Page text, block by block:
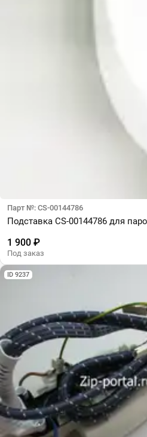
Парт №: CS-00144786
Подставка CS-00144786 для
1 900 ₽
Под заказ
ID 9237